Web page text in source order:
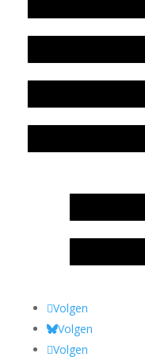
Volgen
Volgen
Volgen